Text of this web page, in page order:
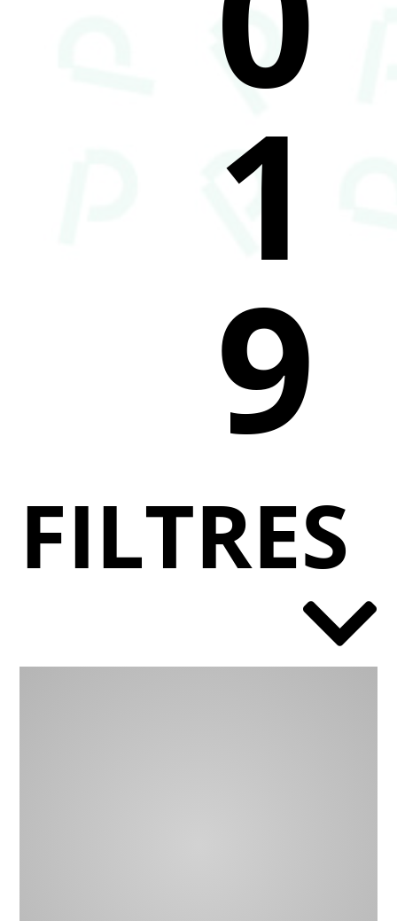
1
9
FILTRES